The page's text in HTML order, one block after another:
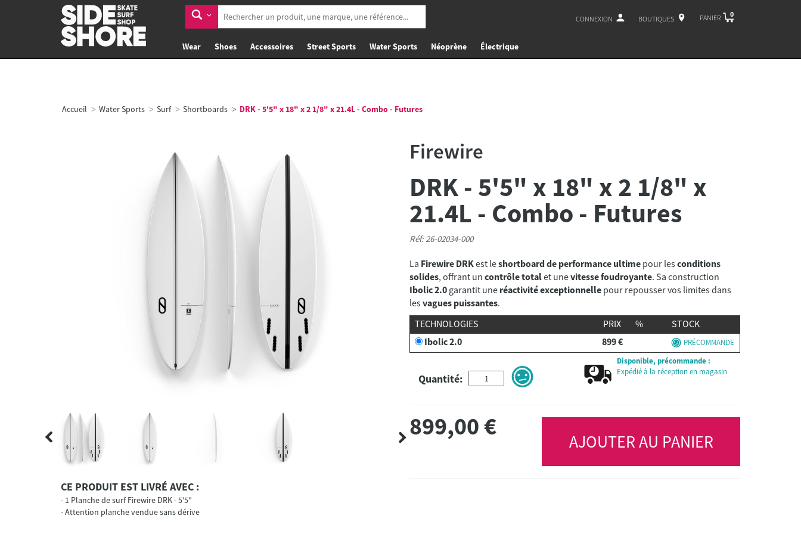
CONNEXION BOUTIQUES PANIER 0
Wear Shoes Accessoires Street Sports Water Sports Néoprène Électrique
Accueil Water Sports Surf Shortboards DRK - 5'5" x 18" x 2 1/8" x 21.4L - Combo - Futures
CE PRODUIT EST LIVRÉ AVEC :
1 Planche de surf Firewire DRK - 5'5"
Attention planche vendue sans dérive
Firewire
DRK - 5'5" x 18" x 2 1/8" x
21.4L - Combo - Futures
Réf: 26-02034-000
La Firewire DRKest leshortboard de performance ultime pour lesconditions
solides, offrant un contrôle totalet unevitesse foudroyante. Sa construction
Ibolic 2.0 garantit une réactivité exceptionnelle pour repousser vos limites dans
lesvagues puissantes.
TECHNOLOGIES
PRIX %
STOCK
Ibolic 2.0
899 € PRÉCOMMANDE
Quantité:
Disponible, précommande :
Expédié à la réception en magasin
899,00€
AJOUTER AU PANIER